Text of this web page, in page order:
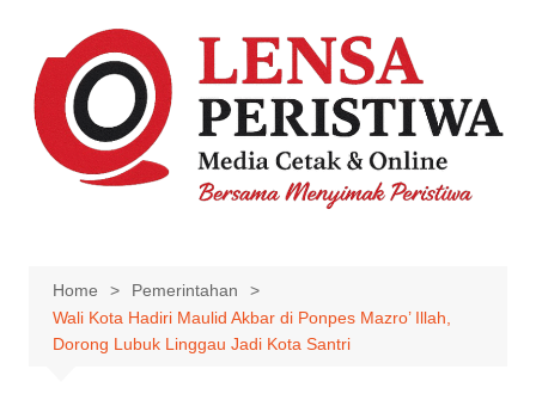
content
Home
Pemerintahan
Wali Kota Hadiri Maulid Akbar di Ponpes Mazro’ Illah,
Dorong Lubuk Linggau Jadi Kota Santri